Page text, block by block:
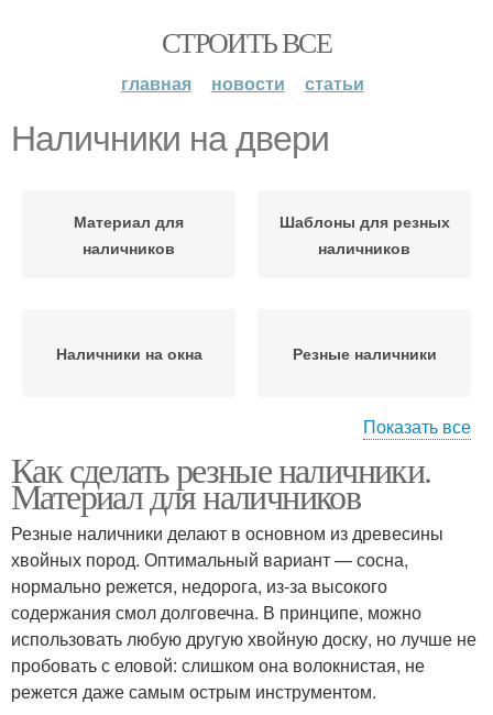
СТРОИТЬ ВСЕ
главная новости статьи
Наличники на двери
Материал для
наличников
Шаблоны для резных
наличников
Наличники на окна Резные наличники
наличников
Деревянные наличники
Оконные наличники
Показать все
Как сделать резные наличники.
Материал для наличников
Резные наличники делают в основном из древесины
хвойных пород. Оптимальный вариант — сосна,
нормально режется, недорога, из-за высокого
содержания смол долговечна. В принципе, можно
использовать любую другую хвойную доску, но лучше не
пробовать с еловой: слишком она волокнистая, не
режется даже самым острым инструментом.